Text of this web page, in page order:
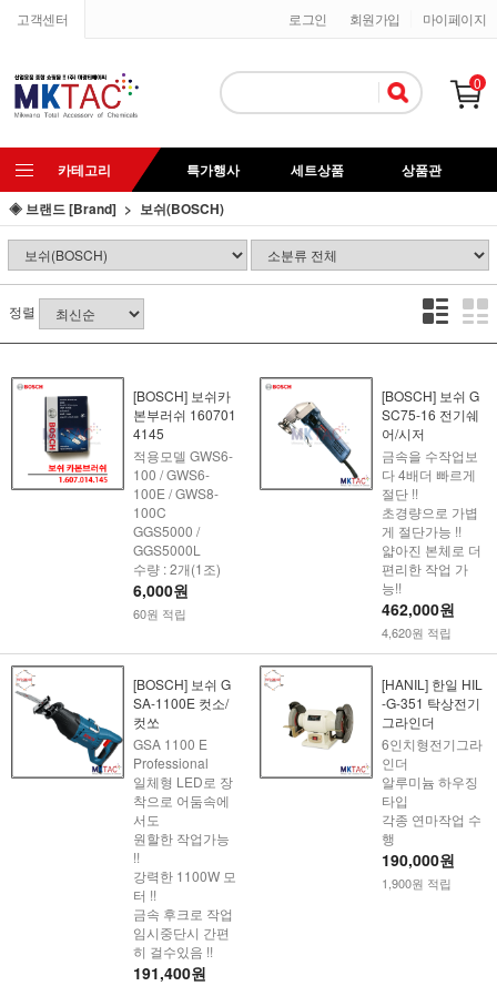
고객센터 마이페이지
회원가입
로그인
0
카테고리 특가행사 세트상품
상품관
◈ 브랜드 [Brand]
보쉬(BOSCH)
정렬
[BOSCH] 보쉬카
본부러쉬 160701
4145
적용모델 GWS6-
100 / GWS6-
100E / GWS8-
100C
GGS5000 /
GGS5000L
수량 : 2개(1조)
6,000원
60원 적립
[BOSCH] 보쉬 G
SC75-16 전기쉐
어/시저
금속을 수작업보
다 4배더 빠르게
절단 !!
초경량으로 가볍
게 절단가능 !!
얇아진 본체로 더
편리한 작업 가
능!!
462,000원
4,620원 적립
[BOSCH] 보쉬 G
SA-1100E 컷소/
컷쏘
GSA 1100 E
Professional
일체형 LED로 장
착으로 어둠속에
서도
원할한 작업가능
!!
강력한 1100W 모
터 !!
금속 후크로 작업
임시중단시 간편
히 걸수있음 !!
191,400원
[HANIL] 한일 HIL
-G-351 탁상전기
그라인더
6인치형전기그라
인더
알루미늄 하우징
타입
각종 연마작업 수
행
190,000원
1,900원 적립